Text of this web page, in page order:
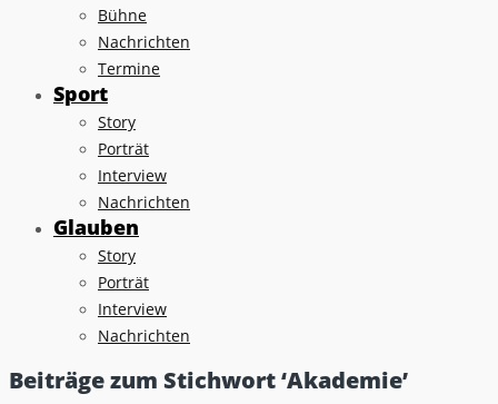
Bühne
Nachrichten
Termine
Sport
Story
Porträt
Interview
Nachrichten
Glauben
Story
Porträt
Interview
Nachrichten
Beiträge zum Stichwort ‘Akademie’